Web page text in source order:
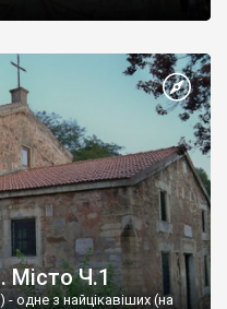
Місто Ч.1
одне з найцікавіших (на